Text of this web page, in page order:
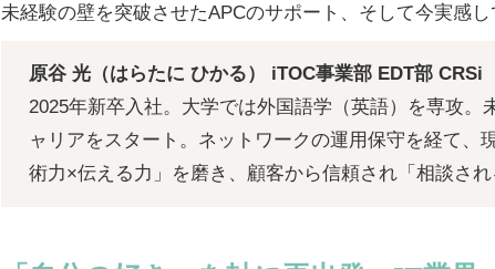
未経験の壁を突破させたAPCのサポート、そして今実感
原谷 光（はらたに ひかる） iTOC事業部 EDT部 CRSi
2025年新卒入社。大学では外国語学（英語）を専攻。
ャリアをスタート。ネットワークの運用保守を経て、
術力×伝える力」を磨き、顧客から信頼され「相談され